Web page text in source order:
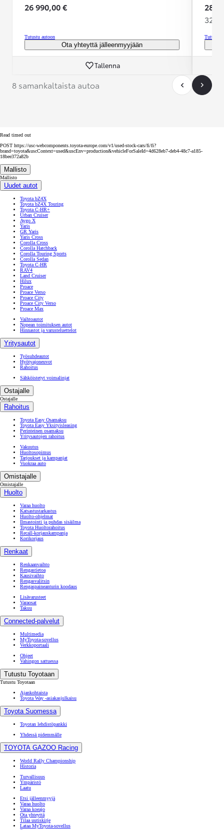
26 990,00 €
Tutustu autoon
Ota yhteyttä jälleenmyyjään
Tallenna
28
Tutustu
8 samankaltaista autoa
Read timed out
POST https://usc-webcomponents.toyota-europe.com/v1/used-stock-cars/fi/fi?
brand=toyota&uscContext=used&uscEnv=production&vehicleForSaleId=4d628eb7-deb4-48c7-a185-
18bee372a82b
Mallisto
Mallisto
Uudet autot
Toyota bZ4X
Toyota bZ4X Touring
Toyota C-HR+
Urban Cruiser
Aygo X
Yaris
GR Yaris
Yaris Cross
Corolla Cross
Corolla Hatchback
Corolla Touring Sports
Corolla Sedan
Toyota C-HR
RAV4
Land Cruiser
Hilux
Proace
Proace Verso
Proace City
Proace City Verso
Proace Max
Vaihtoautot
Nopean toimituksen autot
Hinnastot ja varusteluettelot
Yritysautot
Työsuhdeautot
Hyötyajoneuvot
Rahoitus
Sähköistetyt voimalinjat
Ostajalle
Ostajalle
Rahoitus
Toyota Easy Osamaksu
Toyota Easy Yksityisleasing
Perinteinen osamaksu
Yritysautojen rahoitus
Vakuutus
Huoltosopimus
Tarjoukset ja kampanjat
Vuokraa auto
Omistajalle
Omistajalle
Huolto
Varaa huolto
Katsastustarkastus
Huolto-ohjelmat
Ilmastointi ja puhdas sisäilma
Toyota Huoltorahoitus
Recall-korjauskampanja
Korikorjaus
Renkaat
Renkaanvaihto
Rengastietoa
Kausivaihto
Rengasvalitsin
Rengaspaineanturin koodaus
Lisävarusteet
Varaosat
Takuu
Connected-palvelut
Multimedia
MyToyota-sovellus
Verkkoportaali
Ohjeet
Vahingon sattuessa
Tutustu Toyotaan
Tutustu Toyotaan
Ajankohtaista
Toyota Way -asiakasjulkaisu
Toyota Suomessa
Toyotan lehdistöpankki
Yhdessä pidemmälle
TOYOTA GAZOO Racing
World Rally Championship
Historia
Turvallisuus
Ympäristö
Laatu
Etsi jälleenmyyjä
Varaa huolto
Varaa koeajo
Ota yhteyttä
Tilaa uutiskirje
Lataa MyToyota-sovellus